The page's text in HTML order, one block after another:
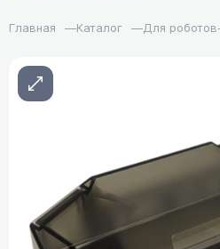
Главная —Каталог —Для